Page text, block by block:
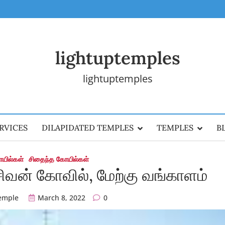
lightuptemples
lightuptemples
DILAPIDATED TEMPLES TEMPLES
சிதைந்த கோயில்கள்
கோவில், மேற்கு வங்காளம்
March 8, 2022 0